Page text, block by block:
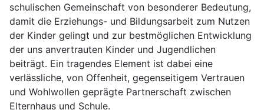
schulischen Gemeinschaft von besonderer Bedeutung,
damit die Erziehungs- und Bildungsarbeit zum Nutzen
der Kinder gelingt und zur bestmöglichen Entwicklung
der uns anvertrauten Kinder und Jugendlichen
beiträgt. Ein tragendes Element ist dabei eine
verlässliche, von Offenheit, gegenseitigem Vertrauen
und Wohlwollen geprägte Partnerschaft zwischen
Elternhaus und Schule.